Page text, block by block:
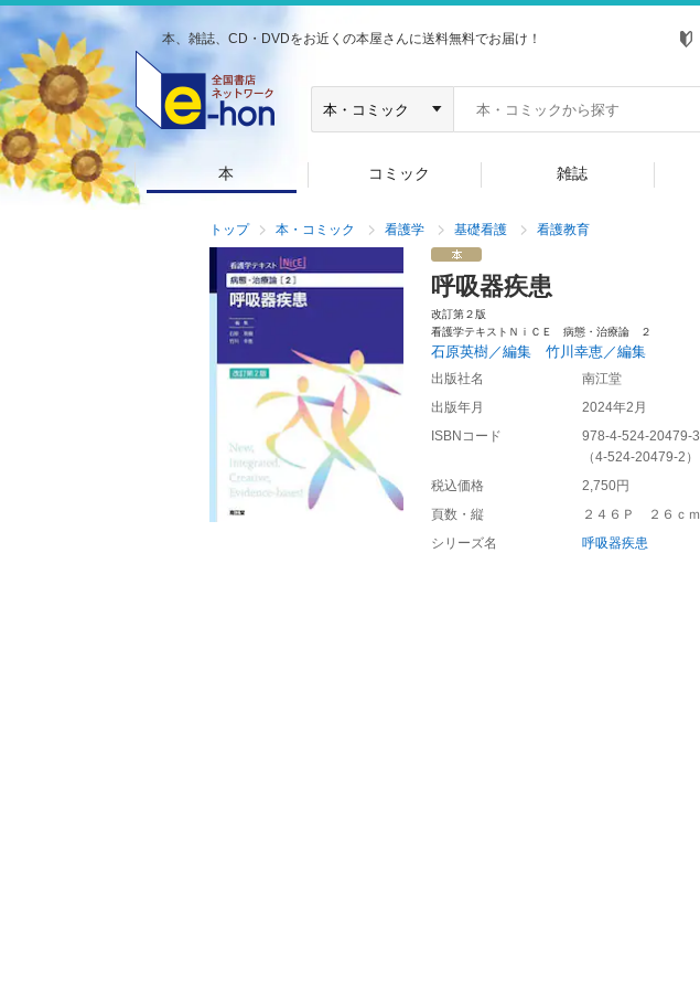
本、雑誌、CD・DVDをお近くの本屋さんに送料無料でお届け！
本 コミック 雑誌
トップ 本・コミック 看護学 基礎看護 看護教育
呼吸器疾患
改訂第２版
看護学テキストＮｉＣＥ 病態・治療論 ２
石原英樹／編集 竹川幸恵／編集
出版社名
南江堂
出版年月
2024年2月
ISBNコード
978-4-524-20479-3
（4-524-20479-2 ）
税込価格
2,750円
頁数・縦
２４６Ｐ ２６ｃｍ
シリーズ名
呼吸器疾患